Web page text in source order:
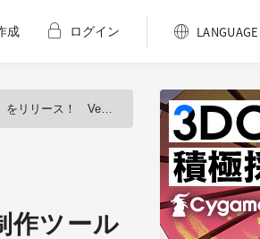
成 ログイン
Imagen・Geminiを統合
作ツール